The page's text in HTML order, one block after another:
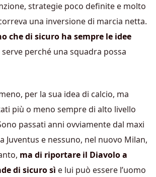
strategie poco definite e molto
una inversione di marcia netta.
che di sicuro ha sempre le idee
serve perché una squadra possa
per la sua idea di calcio, ma
più o meno sempre di alto livello
passati anni ovviamente dal maxi
Juventus e nessuno, nel nuovo Milan,
ma di riportare il Diavolo a
di sicuro sì e lui può essere l’uomo